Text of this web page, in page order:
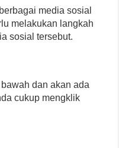
media sosial
melakukan langkah
sosial tersebut.
dan akan ada
cukup mengklik